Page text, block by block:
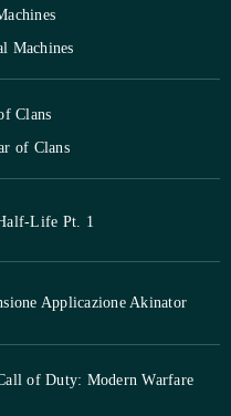
Machines
Clans
of Clans
Life Pt. 1
Applicazione Akinator
of Duty: Modern Warfare